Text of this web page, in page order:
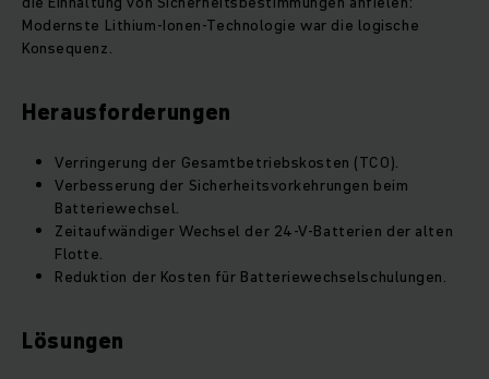
Modernste Lithium-Ionen-Technologie war die logische
Konsequenz.
Herausforderungen
Verringerung der Gesamtbetriebskosten (TCO).
Verbesserung der Sicherheitsvorkehrungen beim
Batteriewechsel.
Zeitaufwändiger Wechsel der 24-V-Batterien der alten
Flotte.
Reduktion der Kosten für Batteriewechselschulungen.
Lösungen